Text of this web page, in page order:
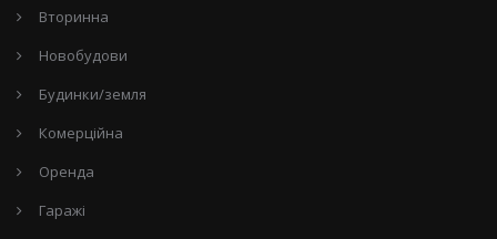
Вторинна
Новобудови
Будинки/земля
Комерційна
Оренда
Гаражі